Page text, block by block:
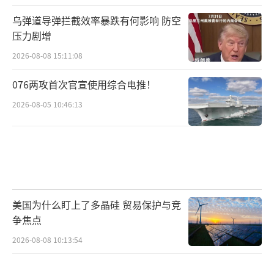
乌弹道导弹拦截效率暴跌有何影响 防空
压力剧增
2026-08-08 15:11:08
076两攻首次官宣使用综合电推！
2026-08-05 10:46:13
美国为什么盯上了多晶硅 贸易保护与竞
争焦点
2026-08-08 10:13:54